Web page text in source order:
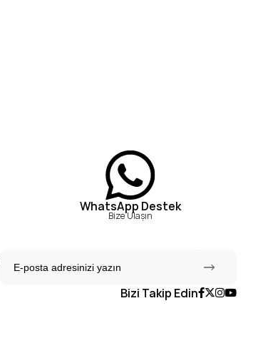
WhatsApp Destek
Bize Ulaşın
Bizi Takip Edin